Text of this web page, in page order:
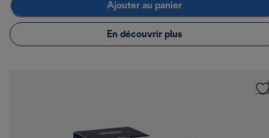
Ajouter au panier
En découvrir plus